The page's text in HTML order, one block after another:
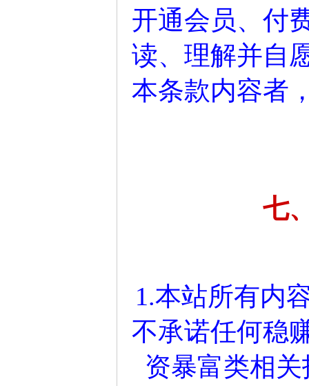
开通会员、付
读、理解并自
本条款内容者
七
1.本站所有内
不承诺任何稳
资暴富类相